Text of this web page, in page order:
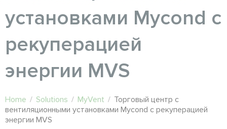
установками Mycond с
рекуперацией
энергии MVS
Home / Solutions / MyVent / Торговый центр с
вентиляционными установками Mycond с рекуперацией
энергии MVS